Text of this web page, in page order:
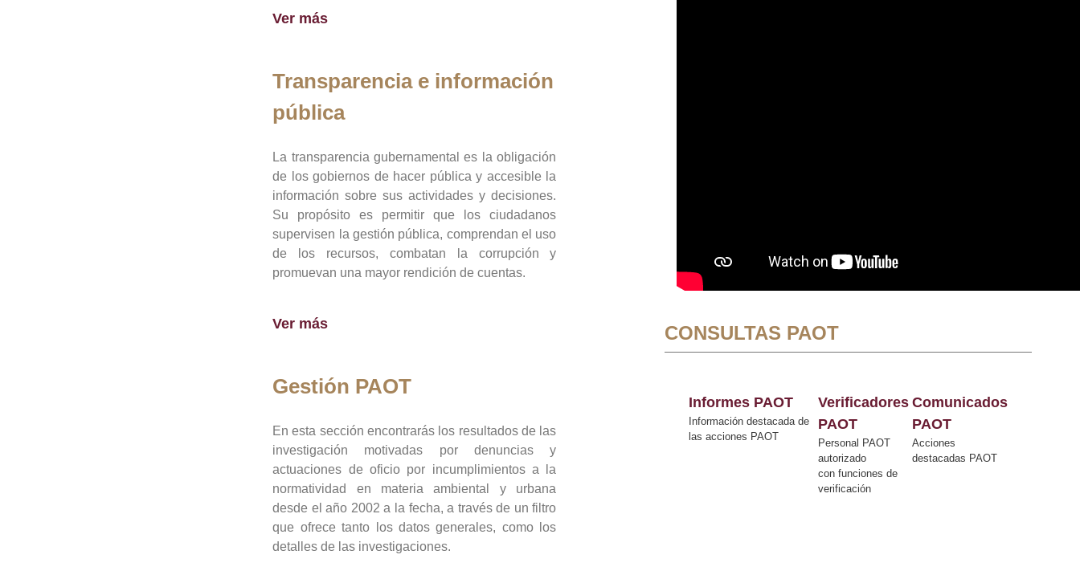
Ver más
Transparencia e información
pública
La transparencia gubernamental es la obligación
de los gobiernos de hacer pública y accesible la
información sobre sus actividades y decisiones.
Su propósito es permitir que los ciudadanos
supervisen la gestión pública, comprendan el uso
de los recursos, combatan la corrupción y
promuevan una mayor rendición de cuentas.
Ver más
Gestión PAOT
En esta sección encontrarás los resultados de las
investigación motivadas por denuncias y
actuaciones de oficio por incumplimientos a la
normatividad en materia ambiental y urbana
desde el año 2002 a la fecha, a través de un filtro
que ofrece tanto los datos generales, como los
detalles de las investigaciones.
CONSULTAS PAOT
Informes PAOT
Información destacada de
las acciones PAOT
Verificadores
PAOT
Personal PAOT
autorizado
con funciones de
verificación
Comunicados
PAOT
Acciones
destacadas PAOT